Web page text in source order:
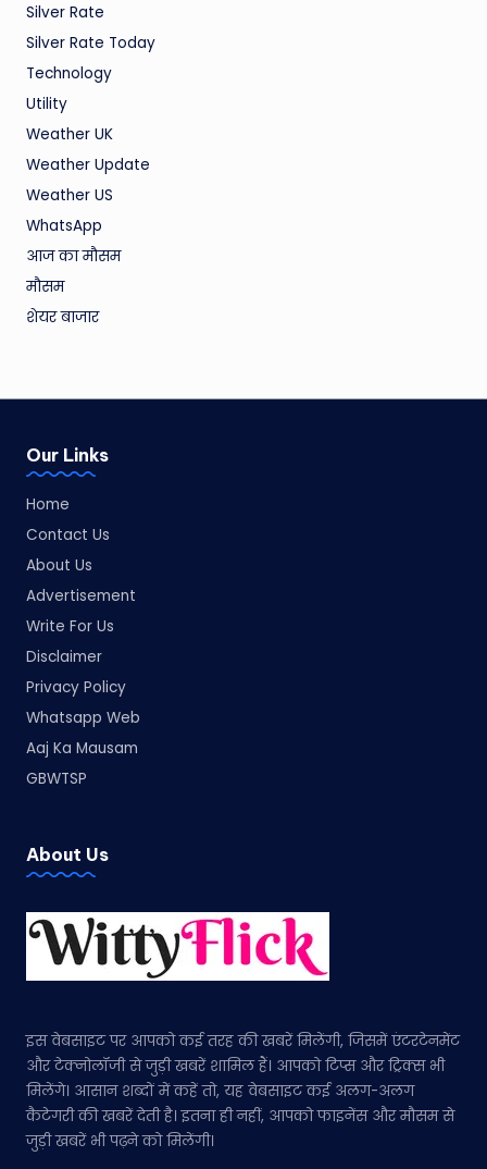
Silver Rate
Silver Rate Today
Technology
Utility
Weather UK
Weather Update
Weather US
WhatsApp
आज का मौसम
मौसम
शेयर बाजार
Our Links
Home
Contact Us
About Us
Advertisement
Write For Us
Disclaimer
Privacy Policy
Whatsapp Web
Aaj Ka Mausam
GBWTSP
About Us
इस वेबसाइट पर आपको कई तरह की खबरें मिलेंगी, जिसमें एंटरटेनमेंट
और टेक्नोलॉजी से जुड़ी खबरें शामिल हैं। आपको टिप्स और ट्रिक्स भी
मिलेंगे। आसान शब्दों में कहें तो, यह वेबसाइट कई अलग-अलग
कैटेगरी की खबरें देती है। इतना ही नहीं, आपको फाइनेंस और मौसम से
जुड़ी खबरें भी पढ़ने को मिलेंगी।